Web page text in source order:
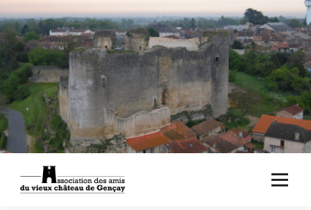
Aller
au
contenu